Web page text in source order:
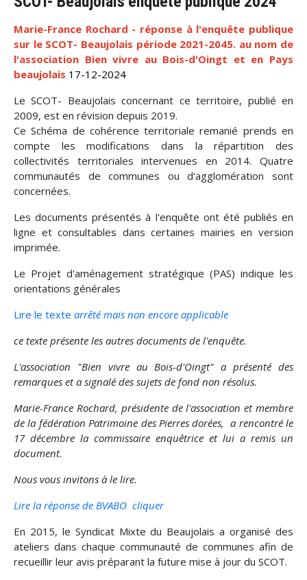
Marie-France Rochard - réponse à l'enquête publique
sur le SCOT- Beaujolais période 2021-2045. au nom de
l'association Bien vivre au Bois-d'Oingt et en Pays
beaujolais 17-12-2024
Le SCOT- Beaujolais concernant ce territoire, publié en
2009, est en révision depuis 2019.
Ce Schéma de cohérence territoriale remanié prends en
compte les modifications dans la répartition des
collectivités territoriales intervenues en 2014. Quatre
communautés de communes ou d'agglomération sont
concernées.
Les documents présentés à l'enquête ont été publiés en
ligne et consultables dans certaines mairies en version
imprimée.
Le Projet d'aménagement stratégique (PAS) indique les
orientations générales
Lire le texte arrêté mais non encore applicable
ce texte présente les autres documents de l'enquête.
L'association "Bien vivre au Bois-d'Oingt" a présenté des
remarques et a signalé des sujets de fond non résolus.
Marie-France Rochard, présidente de l'association et membre
de la fédération Patrimoine des Pierres dorées, a rencontré le
17 décembre la commissaire enquêtrice et lui a remis un
document.
Nous vous invitons à le lire.
Lire la réponse de BVABO cliquer
En 2015, le Syndicat Mixte du Beaujolais a organisé des
ateliers dans chaque communauté de communes afin de
recueillir leur avis préparant la future mise à jour du SCOT.